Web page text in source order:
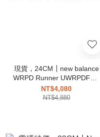
現貨，24CM┃new balance
WRPD Runner UWRPDFCA
IU同款 月岩灰 皮革 麂皮 米
灰 復古 慢跑鞋
NT$4,080
NT$4,880